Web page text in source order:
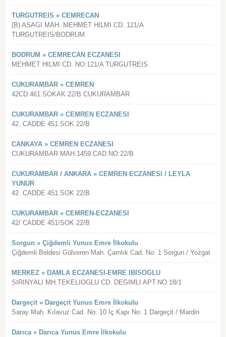
TURGUTREIS » CEMRECAN
(B) ASAGI MAH. MEHMET HILMI CD. 121/A
TURGUTREIS/BODRUM
BODRUM » CEMRECAN ECZANESI
MEHMET HILMI CD. NO:121/A TURGUTREIS
CUKURAMBAR » CEMREN
42CD.461.SOKAK 22/B CUKURAMBAR
CUKURAMBAR » CEMREN ECZANESI
42. CADDE 451.SOK 22/B
CANKAYA » CEMREN ECZANESI
CUKURAMBAR MAH.1459.CAD.NO:22/B
CUKURAMBAR / ANKARA » CEMREN ECZANESI / LEYLA
YUNUR
42. CADDE 451.SOK 22/B
CUKURAMBAR » CEMREN-ECZANESI
42/ CADDE 451/SOK 22/B
Sorgun » Çiğdemli Yunus Emre İlkokulu
Çiğdemli Beldesi Gülveren Mah. Çamlık Cad. No: 1 Sorgun / Yozgat
MERKEZ » DAMLA ECZANESI-EMRE IBISOGLU
SIRINYALI MH.TEKELIOGLU CD. DEGIMLI APT.NO:18/1
Dargeçit » Dargeçit Yunus Emre İlkokulu
Saray Mah. Kılavuz Cad. No: 10 İç Kapı No: 1 Dargeçit / Mardin
Darıca » Darıca Yunus Emre İlkokulu